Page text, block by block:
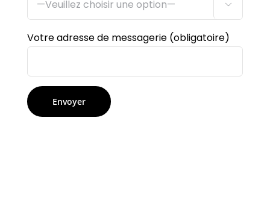

Votre adresse de messagerie (obligatoire)